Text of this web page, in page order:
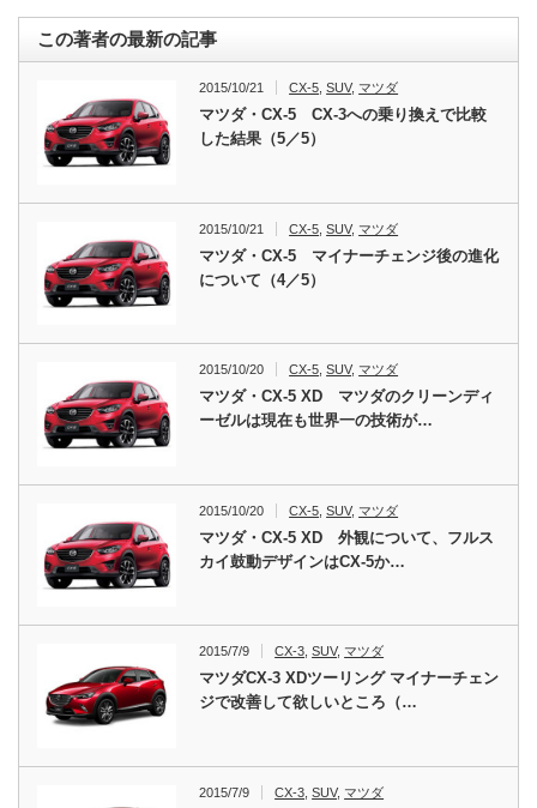
この著者の最新の記事
2015/10/21 CX-5 ,SUV, マツダ
マツダ・CX-5 CX-3への乗り換えで比較
した結果（5／5）
2015/10/21 CX-5 ,SUV, マツダ
マツダ・CX-5 マイナーチェンジ後の進化
について（4／5）
2015/10/20 CX-5 ,SUV, マツダ
マツダ・CX-5 XD マツダのクリーンディ
ーゼルは現在も世界一の技術が…
2015/10/20 CX-5 ,SUV, マツダ
マツダ・CX-5 XD 外観について、フルス
カイ鼓動デザインはCX-5か…
2015/7/9 CX-3 ,SUV, マツダ
マツダCX-3 XDツーリング マイナーチェン
ジで改善して欲しいところ（…
2015/7/9 CX-3 ,SUV, マツダ